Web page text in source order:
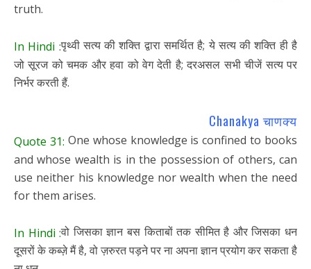
truth.
In Hindi :पृथ्वी सत्य की शक्ति द्वारा समर्थित है; ये सत्य की शक्ति ही है
जो सूरज को चमक और हवा को वेग देती है; दरअसल सभी चीजें सत्य पर
निर्भर करती हैं.
Chanakya चाणक्य
Quote 31: One whose knowledge is confined to books
and whose wealth is in the possession of others, can
use neither his knowledge nor wealth when the need
for them arises.
In Hindi :वो जिसका ज्ञान बस किताबों तक सीमित है और जिसका धन
दूसरों के कब्ज़े मैं है, वो ज़रुरत पड़ने पर ना अपना ज्ञान प्रयोग कर सकता है